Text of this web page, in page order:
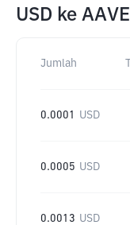
USD ke AAVE
Jumlah
0.0001 USD
0.0005 USD
0.0013 USD